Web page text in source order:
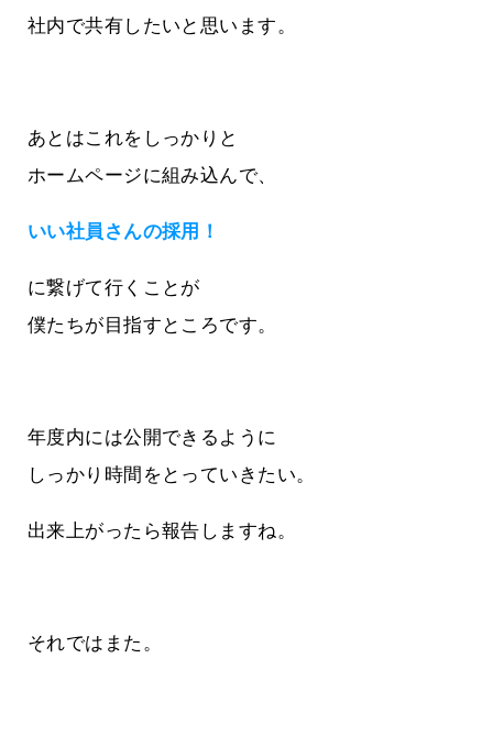
社内で共有したいと思います。
あとはこれをしっかりと
ホームページに組み込んで、
いい社員さんの採用！
に繋げて行くことが
僕たちが目指すところです。
年度内には公開できるように
しっかり時間をとっていきたい。
出来上がったら報告しますね。
それではまた。